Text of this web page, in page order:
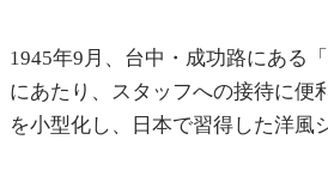
1945年9月、台中・成功路にある
にあたり、スタッフへの接待に便
を小型化し、日本で習得した洋風